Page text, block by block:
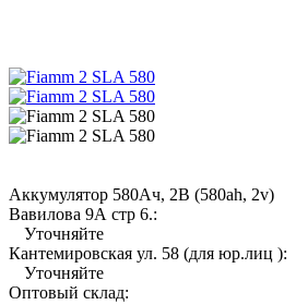
Аккумулятор 580Ач, 2В (580ah, 2v)
Вавилова 9А стр 6.:
Уточняйте
Кантемировская ул. 58 (для юр.лиц ):
Уточняйте
Оптовый склад: